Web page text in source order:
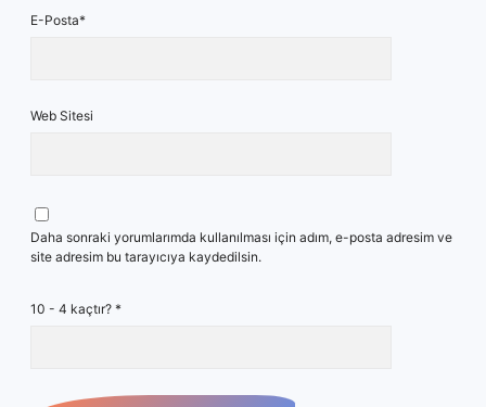
E-Posta*
Web Sitesi
Daha sonraki yorumlarımda kullanılması için adım, e-posta adresim ve
site adresim bu tarayıcıya kaydedilsin.
10 - 4 kaçtır? *